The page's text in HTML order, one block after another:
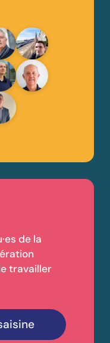
de la
travailler